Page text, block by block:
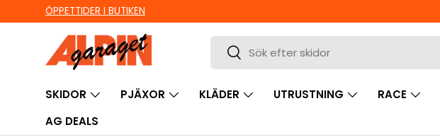
HOPPA TILL INNEHÅLL
ÖPPETTIDER I BUTIKEN
Sök
Sök
SKIDOR PJÄXOR KLÄDER UTRUSTNING RACE
AG DEALS